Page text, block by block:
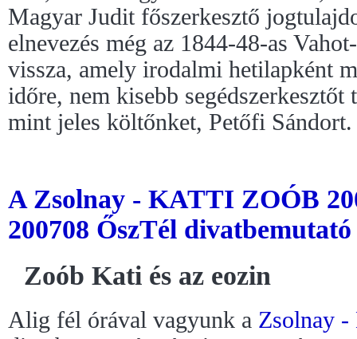
Magyar Judit főszerkesztő
elnevezés még az 1844-48-as
vissza, amely irodalmi hetilapként
időre, nem kisebb segédszerkesztőt
mint jeles költőnket, Petőfi
A Zsolnay - KATTI ZOÓB
200708 ŐszTél divatbemutató
Zoób Kati és az eozin
Alig fél órával vagyunk a Zsolnay